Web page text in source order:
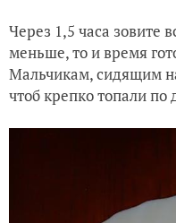
Через 1,5 часа зовите
меньше, то и время
Мальчикам, сидящим
чтоб крепко топали по